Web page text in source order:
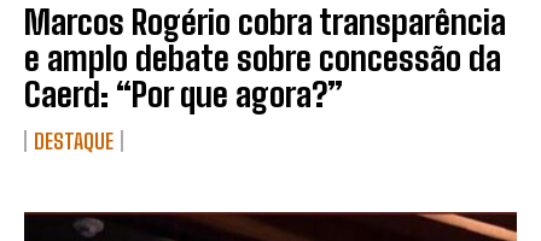
Marcos Rogério cobra transparência
e amplo debate sobre concessão da
Caerd: “Por que agora?”
DESTAQUE